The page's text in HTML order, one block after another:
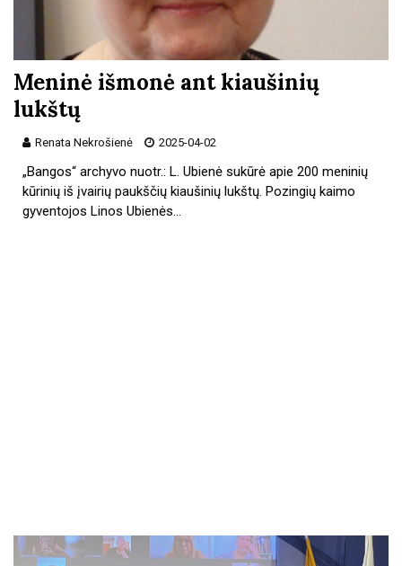
Meninė išmonė ant kiaušinių
lukštų
Renata Nekrošienė 2025-04-02
„Bangos“ archyvo nuotr.: L. Ubienė sukūrė apie 200 meninių
kūrinių iš įvairių paukščių kiaušinių lukštų. Pozingių kaimo
gyventojos Linos Ubienės…